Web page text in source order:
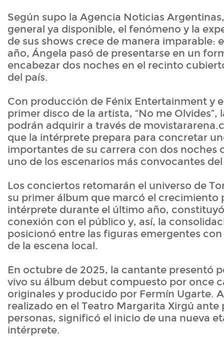
Según supo la Agencia Noticias
general ya disponible, el fenómeno y la
de sus shows crece de manera imparable:
año, Ángela pasó de presentarse en un
encabezar dos noches en el recinto
del país.
Con producción de Fénix Entertainment y
primer disco de la artista, “No me Olvides”,
podrán adquirir a través de
que la intérprete prepara para concretar
importantes de su carrera con dos noches
uno de los escenarios más convocantes
Los conciertos retomarán el universo de
su primer álbum que marcó el crecimiento
intérprete durante el último año,
conexión con el público y, así, la
posicionó entre las figuras emergentes
de la escena local.
En octubre de 2025, la cantante presentó
vivo su álbum debut compuesto por once
originales y producido por Fermín Ugarte.
realizado en el Teatro Margarita Xirgú ante
personas, significó el inicio de una nueva
intérprete.